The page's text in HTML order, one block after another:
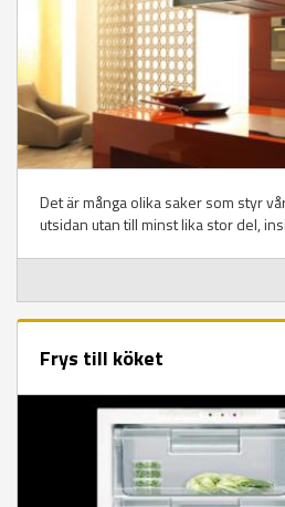
Det är många olika saker som styr
utsidan utan till minst lika stor del,
Frys till köket